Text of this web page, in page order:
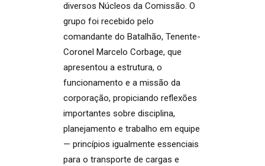
diversos Núcleos da Comissão. O
grupo foi recebido pelo
comandante do Batalhão, Tenente-
Coronel Marcelo Corbage, que
apresentou a estrutura, o
funcionamento e a missão da
corporação, propiciando reflexões
importantes sobre disciplina,
planejamento e trabalho em equipe
— princípios igualmente essenciais
para o transporte de cargas e